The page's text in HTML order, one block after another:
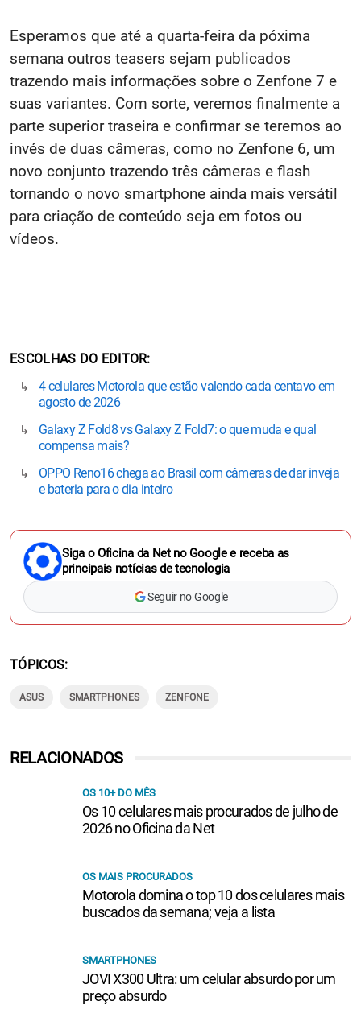
Esperamos que até a quarta-feira da póxima
semana outros teasers sejam publicados
trazendo mais informações sobre o Zenfone 7 e
suas variantes. Com sorte, veremos finalmente a
parte superior traseira e confirmar se teremos ao
invés de duas câmeras, como no Zenfone 6, um
novo conjunto trazendo três câmeras e flash
tornando o novo smartphone ainda mais versátil
para criação de conteúdo seja em fotos ou
vídeos.
ESCOLHAS DO EDITOR
4 celulares Motorola que estão valendo cada centavo em
agosto de 2026
Galaxy Z Fold8 vs Galaxy Z Fold7: o que muda e qual
compensa mais?
OPPO Reno16 chega ao Brasil com câmeras de dar inveja
e bateria para o dia inteiro
Siga o Oficina da Net no Google e receba as
principais notícias de tecnologia
Seguir no Google
TÓPICOS
ASUS SMARTPHONES ZENFONE
RELACIONADOS
OS 10+ DO MÊS
Os 10 celulares mais procurados de julho de
2026 no Oficina da Net
OS MAIS PROCURADOS
Motorola domina o top 10 dos celulares mais
buscados da semana; veja a lista
SMARTPHONES
JOVI X300 Ultra: um celular absurdo por um
preço absurdo